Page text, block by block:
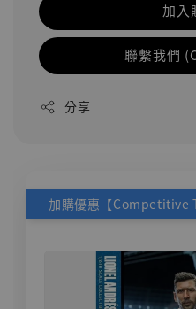
加入
聯繫我們
分享